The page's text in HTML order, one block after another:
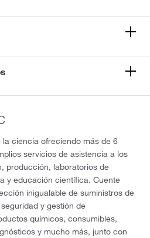
ciencia ofreciendo más de 6
servicios de asistencia a los
producción, laboratorios de
y educación científica. Cuente
inigualable de suministros de
y gestión de
químicos, consumibles,
y mucho más, junto con